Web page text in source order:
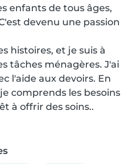
enfants de tous âges,
devenu une passion
histoires, et je suis à
tâches ménagères. J'ai
l'aide aux devoirs. En
comprends les besoins
à offrir des soins..